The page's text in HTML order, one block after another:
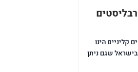
קליניים הינו
שגם ניתן